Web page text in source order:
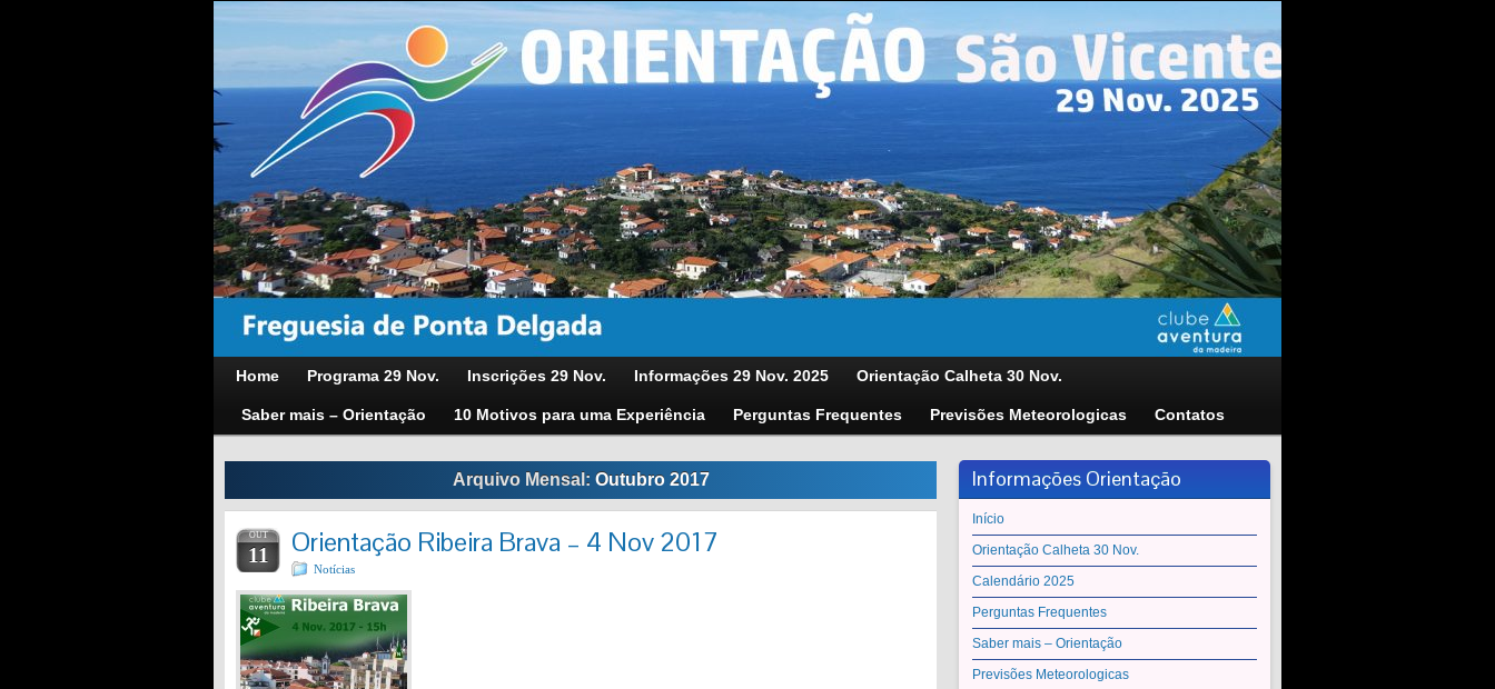
Home Programa 29 Nov. Inscrições 29 Nov. Informações 29 Nov. 2025 Orientação Calheta 30 Nov.
Saber mais – Orientação 10 Motivos para uma Experiência Perguntas Frequentes Previsões Meteorologicas Contatos
Arquivo Mensal: Outubro 2017
OUT
11 Orientação Ribeira Brava – 4 Nov 2017
Notícias
Informações Orientação
Início
Orientação Calheta 30 Nov.
Calendário 2025
Perguntas Frequentes
Saber mais – Orientação
Previsões Meteorologicas